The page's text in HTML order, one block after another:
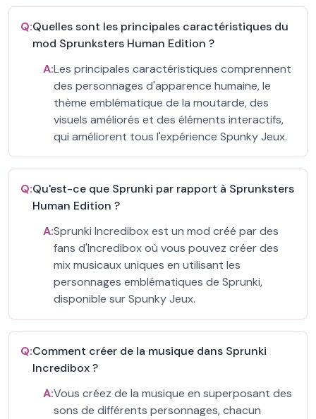
Q:Quelles sont les principales caractéristiques du
mod Sprunksters Human Edition ?
A:Les principales caractéristiques comprennent
des personnages d'apparence humaine, le
thème emblématique de la moutarde, des
visuels améliorés et des éléments interactifs,
qui améliorent tous l'expérience Spunky Jeux.
Q:Qu'est-ce que Sprunki par rapport à Sprunksters
Human Edition ?
A:Sprunki Incredibox est un mod créé par des
fans d'Incredibox où vous pouvez créer des
mix musicaux uniques en utilisant les
personnages emblématiques de Sprunki,
disponible sur Spunky Jeux.
Q:Comment créer de la musique dans Sprunki
Incredibox ?
A:Vous créez de la musique en superposant des
sons de différents personnages, chacun